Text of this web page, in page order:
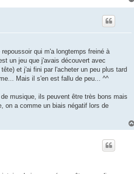
qui m'a longtemps freiné à
un jeu que j'avais découvert avec
et j'ai fini par l'acheter un peu plus tard
Mais il s'en est fallu de peu... ^^
musique, ils peuvent être très bons mais
on a comme un biais négatif lors de